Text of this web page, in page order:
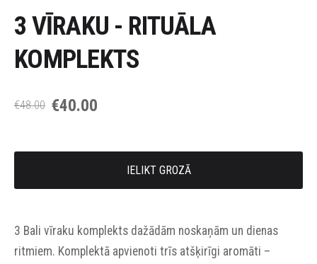
3 VĪRAKU - RITUĀLA
KOMPLEKTS
€48.00 €40.00
IELIKT GROZĀ
3 Bali vīraku komplekts dažādām noskaņām un dienas
ritmiem. Komplektā apvienoti trīs atšķirīgi aromāti –